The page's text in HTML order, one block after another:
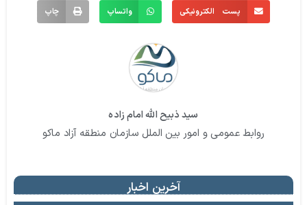
پست الکترونیکی واتساپ چاپ
سید ذبیح الله امام زاده
روابط عمومی و امور بین الملل سازمان منطقه آزاد ماکو
آخرین اخبار